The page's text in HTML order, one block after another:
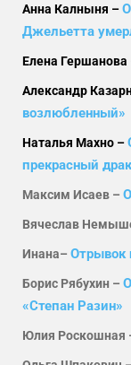
Анна Калныня –
Джельетта
Елена Гершанова
Александр
возлюбленный»
Наталья Махно –
прекрасный
Максим Исаев –
Вячеслав
Инана– Отрывок
Борис Рябухин –
«Степан Разин»
Юлия Роскошная